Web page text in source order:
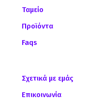
Ταμείο
Προϊόντα
Faqs
Σχετικά με εμάς
Επικοινωνία